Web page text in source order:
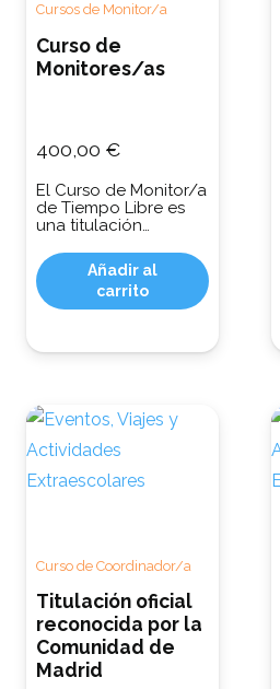
Cursos de Monitor/a
Curso de
Monitores/as
400,00 €
El Curso de Monitor/a
de Tiempo Libre es
una titulación…
Añadir al
carrito
Curso de Coordinador/a
Titulación oficial
reconocida por la
Comunidad de
Madrid